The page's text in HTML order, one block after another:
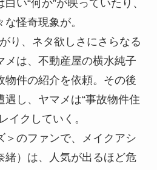
い“何か”が映っていたり、
怪奇現象が。
り、ネタ欲しさにさらなる
メは、不動産屋の横水純子
物件の紹介を依頼。その後
遇し、ヤマメは“事故物件住
イクしていく。
＞のファンで、メイクアシ
緒）は、人気が出るほど危